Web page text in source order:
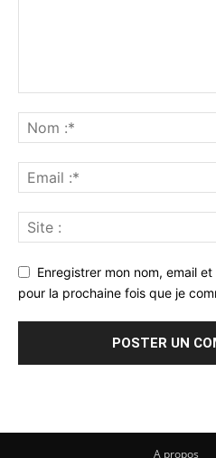
Enregistrer mon nom, email
pour la prochaine fois que je
A propos